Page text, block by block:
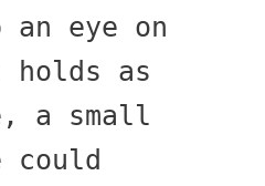
an eye on
as
a small